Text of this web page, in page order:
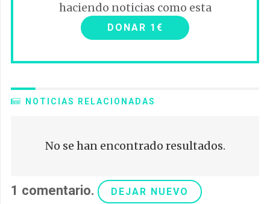
haciendo noticias como esta
DONAR 1€
NOTICIAS RELACIONADAS
No se han encontrado resultados.
1 comentario. DEJAR NUEVO